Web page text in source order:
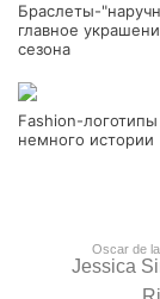
Браслеты-
главное
сезона
Fashion-логотипы
немного истории
Jessica
Oscar de